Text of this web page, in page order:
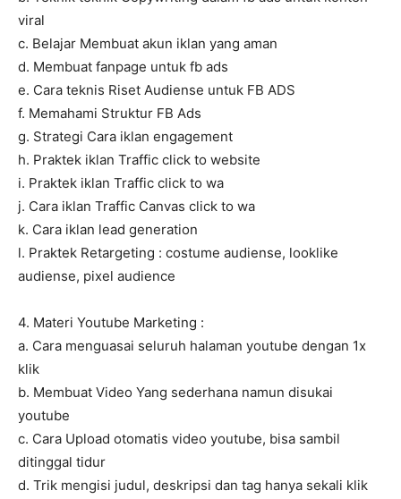
viral
c. Belajar Membuat akun iklan yang aman
d. Membuat fanpage untuk fb ads
e. Cara teknis Riset Audiense untuk FB ADS
f. Memahami Struktur FB Ads
g. Strategi Cara iklan engagement
h. Praktek iklan Traffic click to website
i. Praktek iklan Traffic click to wa
j. Cara iklan Traffic Canvas click to wa
k. Cara iklan lead generation
l. Praktek Retargeting : costume audiense, looklike
audiense, pixel audience
4. Materi Youtube Marketing :
a. Cara menguasai seluruh halaman youtube dengan 1x
klik
b. Membuat Video Yang sederhana namun disukai
youtube
c. Cara Upload otomatis video youtube, bisa sambil
ditinggal tidur
d. Trik mengisi judul, deskripsi dan tag hanya sekali klik